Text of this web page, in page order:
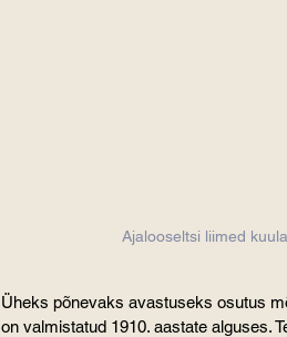
Ajalooseltsi liimed
Üheks põnevaks avastuseks osutus
on valmistatud 1910. aastate alguses.